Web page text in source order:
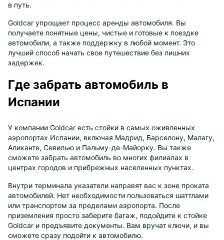
в путь.
Goldcar упрощает процесс аренды автомобиля. Вы
получаете понятные цены, чистые и готовые к поездке
автомобили, а также поддержку в любой момент. Это
лучший способ начать свое путешествие без лишних
задержек.
Где забрать автомобиль в
Испании
У компании Goldcar есть стойки в самых оживленных
аэропортах Испании, включая Мадрид, Барселону, Малагу,
Аликанте, Севилью и Пальму-де-Майорку. Вы также
сможете забрать автомобиль во многих филиалах в
центрах городов и прибрежных населенных пунктах.
Внутри терминала указатели направят вас к зоне проката
автомобилей. Нет необходимости пользоваться шаттлами
или транспортом за пределами аэропорта. После
приземления просто заберите багаж, подойдите к стойке
Goldcar и предъявите документы. Вам вручат ключи, и вы
сможете сразу подойти к автомобилю.